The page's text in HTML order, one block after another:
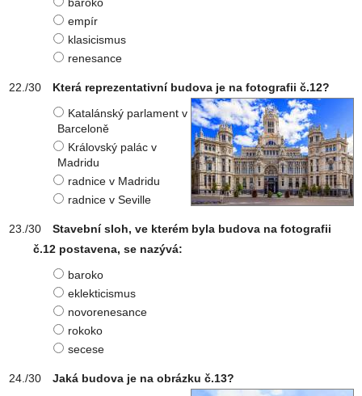
empír
klasicismus
renesance
Která reprezentativní budova je na fotografii č.12?
Katalánský parlament v
Barceloně
Královský palác v
Madridu
radnice v Madridu
radnice v Seville
Stavební sloh, ve kterém byla budova na fotografii
č.12 postavena, se nazývá:
baroko
eklekticismus
novorenesance
rokoko
secese
Jaká budova je na obrázku č.13?